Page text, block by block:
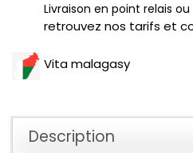
Livraison en point relais
retrouvez nos tarifs et
Vita malagasy
Description